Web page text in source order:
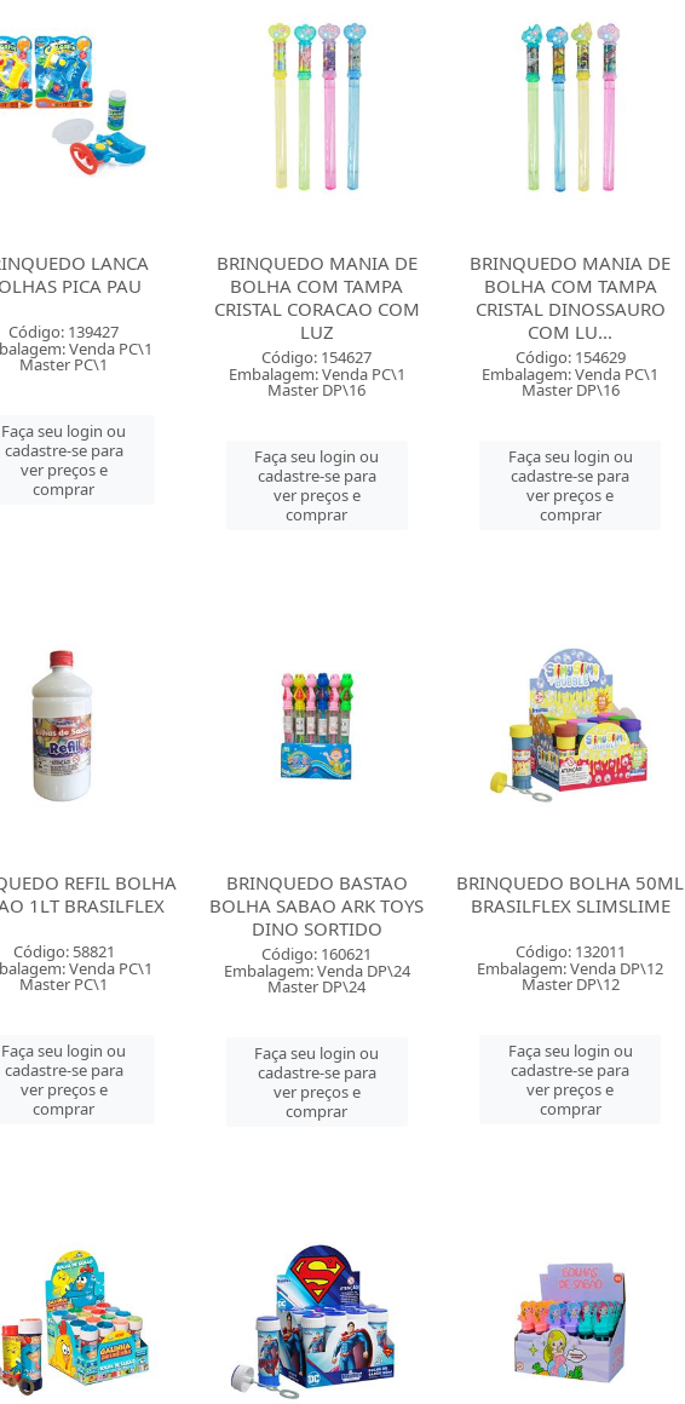
LANCA
PICA PAU
Código: 139427
Venda PC\1
Master PC\1
Faça seu login ou
cadastre-se para
ver preços e
comprar
BRINQUEDO MANIA DE
BOLHA COM TAMPA
CRISTAL CORACAO COM
LUZ
Código: 154627
Embalagem: Venda PC\1
Master DP\16
Faça seu login ou
cadastre-se para
ver preços e
comprar
BRINQUEDO MANIA DE
BOLHA COM TAMPA
CRISTAL DINOSSAURO
COM LU...
Código: 154629
Embalagem: Venda PC\1
Master DP\16
Faça seu login ou
cadastre-se para
ver preços e
comprar
REFIL BOLHA
1LT BRASILFLEX
Código: 58821
Venda PC\1
Master PC\1
Faça seu login ou
cadastre-se para
ver preços e
comprar
BRINQUEDO BASTAO
BOLHA SABAO ARK TOYS
DINO SORTIDO
Código: 160621
Embalagem: Venda DP\24
Master DP\24
Faça seu login ou
cadastre-se para
ver preços e
comprar
BRINQUEDO BOLHA 50ML
BRASILFLEX SLIMSLIME
Código: 132011
Embalagem: Venda DP\12
Master DP\12
Faça seu login ou
cadastre-se para
ver preços e
comprar